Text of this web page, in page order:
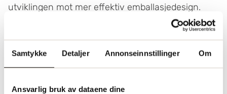
Samtykke Detaljer Annonseinnstillinger Om
Ansvarlig bruk av dataene dine
utviklingen mot mer effektiv emballasjedesign.
Også målene for gjenbruk vil bli strengere, særlig
for transportemballasje og emballasje som brukes
resirkulerbarhet vil også skjerpes. Innen 2030 må
den kunne resirkuleres i stor skala gjennom